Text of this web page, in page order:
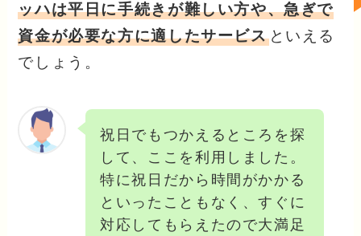
ッハは平日に手続きが難しい方や、急ぎで
資金が必要な方に適したサービスといえる
でしょう。
祝日でもつかえるところを探
して、ここを利用しました。
特に祝日だから時間がかかる
といったこともなく、すぐに
対応してもらえたので大満足